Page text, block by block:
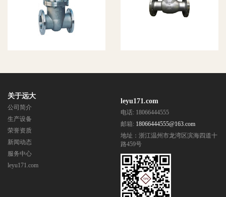
关于远大
公司简介
生产设备
荣誉资质
新闻动态
服务中心
leyu171.com
leyu171.com
电话: 18066444555
邮箱: 18066444555@163.com
地址：浙江温州市龙湾区滨海四道十
路459号